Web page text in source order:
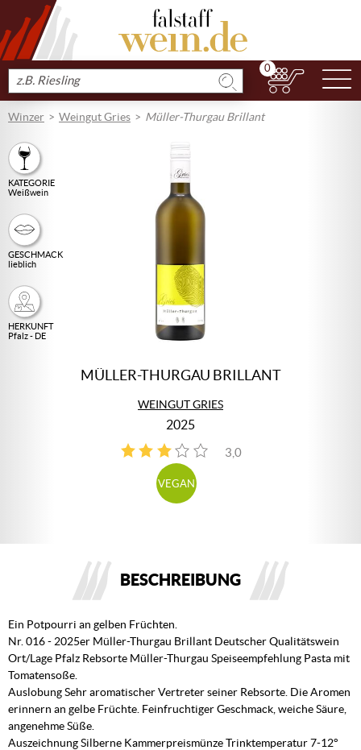
Produkt
suchen
0
Winzer Weingut Gries Müller-Thurgau Brillant
KATEGORIE
Weißwein
GESCHMACK
lieblich
HERKUNFT
Pfalz - DE
MÜLLER-THURGAU BRILLANT
WEINGUT GRIES
2025
3,0
2
VEGAN
BESCHREIBUNG
Ein Potpourri an gelben Früchten.
Nr. 016 - 2025er Müller-Thurgau Brillant Deutscher Qualitätswein
Ort/Lage Pfalz Rebsorte Müller-Thurgau Speiseempfehlung Pasta mit
Tomatensoße.
Auslobung Sehr aromatischer Vertreter seiner Rebsorte. Die Aromen
erinnern an gelbe Früchte. Feinfruchtiger Geschmack, weiche Säure,
angenehme Süße.
Auszeichnung Silberne Kammerpreismünze Trinktemperatur 7-12°